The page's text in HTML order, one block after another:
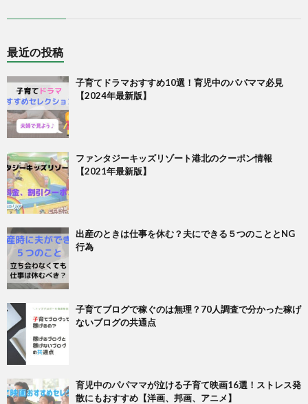
最近の投稿
子育てドラマおすすめ10選！育児中のパパママ必見
【2024年最新版】
ファンタジーキッズリゾート港北のクーポン情報
【2021年最新版】
出産のときは仕事を休む？夫にできる５つのこととNG
行為
子育てブログで稼ぐのは無理？70人調査で分かった稼げ
ないブログの共通点
育児中のパパママが泣ける子育て映画16選！ストレス発
散にもおすすめ【洋画、邦画、アニメ】